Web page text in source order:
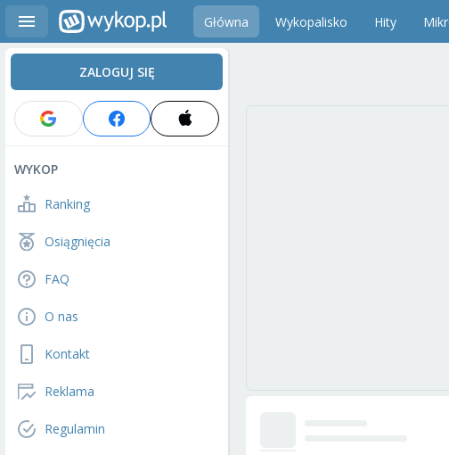
Główna Wykopalisko Hity
ZALOGUJ SIĘ
WYKOP
Ranking
Osiągnięcia
FAQ
O nas
Kontakt
Reklama
Regulamin